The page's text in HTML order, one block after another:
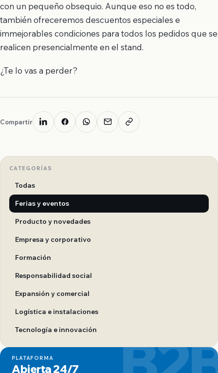
con un pequeño obsequio. Aunque eso no es todo,
también ofreceremos descuentos especiales e
immejorables condiciones para todos los pedidos que se
realicen presencialmente en el stand.
¿Te lo vas a perder?
Compartir
CATEGORÍAS
Todas
Ferias y eventos
Producto y novedades
Empresa y corporativo
Formación
Responsabilidad social
Expansión y comercial
Logística e instalaciones
Tecnología e innovación
PLATAFORMA
Abierta 24/7